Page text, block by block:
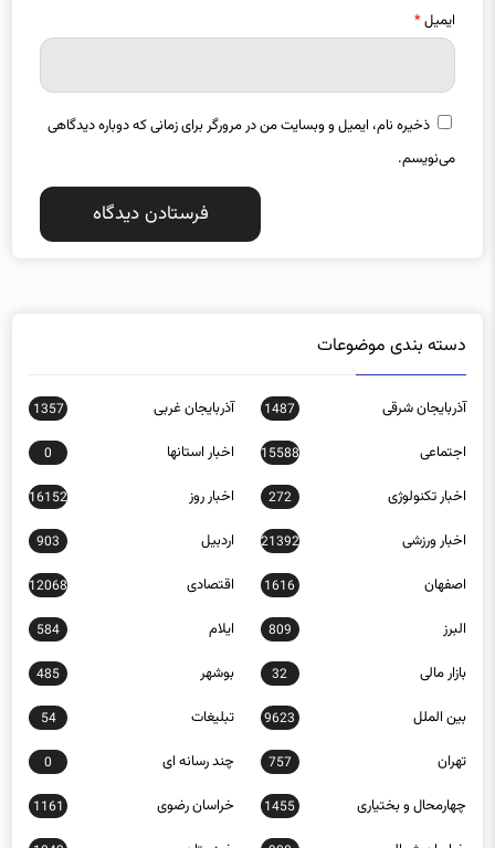
ذخیره نام، ایمیل و وبسایت من در مرورگر برای زمانی که دوباره دیدگاهی
می‌نویسم.
آذربایجان شرقی
اجتماعی 15588 اخبار استانها 0
اخبار تکنولوژی 272 اخبار روز 16152
اخبار ورزشی 21392 اردبیل 903
اصفهان 1616 اقتصادی 12068
البرز 809 ایلام 584
بازار مالی 32 بوشهر 485
بین الملل 9623 تبلیغات 54
تهران 757 چند رسانه ای 0
چهارمحال و بختیاری 1455 خراسان رضوی 1161
خراسان شمالی 980 خوزستان 1042